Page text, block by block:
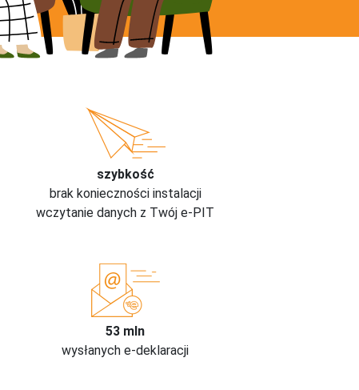
szybkość
brak konieczności instalacji
wczytanie danych z Twój e-PIT
53 mln
wysłanych e-deklaracji